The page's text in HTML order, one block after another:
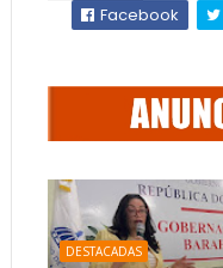
Facebook
DESTACADAS